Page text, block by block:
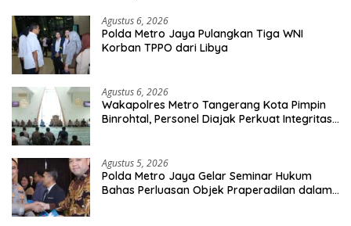
Agustus 6, 2026
Polda Metro Jaya Pulangkan Tiga WNI
Korban TPPO dari Libya
Agustus 6, 2026
Wakapolres Metro Tangerang Kota Pimpin
Binrohtal, Personel Diajak Perkuat Integritas
Agustus 5, 2026
Polda Metro Jaya Gelar Seminar Hukum
Bahas Perluasan Objek Praperadilan dalam